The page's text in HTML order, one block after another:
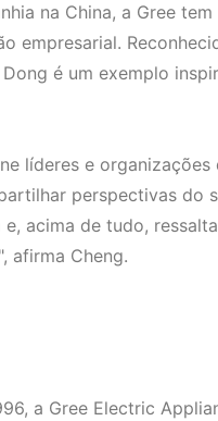
na China, a Gree tem
empresarial.
é um exemplo
líderes e organizações
perspectivas do
acima de tudo,
afirma Cheng.
a Gree Electric